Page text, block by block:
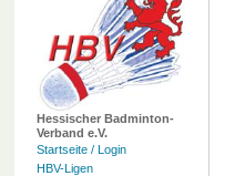
Hessischer Badminton-
Verband e.V.
Startseite / Login
HBV-Ligen